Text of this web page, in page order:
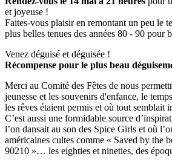
et joyeuse !
Faites-vous plaisir en remontant un peu le
plus belles tenues des années 80 - 90 pour
Venez déguisé et déguisée !
Récompense pour le plus beau
Merci au Comité des Fêtes de nous
jeunesse et les souvenirs d'enfance, le
les rêves étaient permis et où tout semblait
C’est aussi une formidable source
l’on dansait au son des Spice Girls et où
américaines cultes comme « Saved by the
90210 »… les eighties et nineties, des